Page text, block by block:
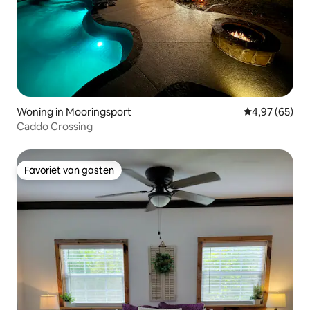
Woning in Mooringsport Gemiddelde
4,97 (65)
Caddo Crossing
Favoriet van gasten
Favoriet van gasten